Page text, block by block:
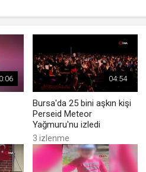
04:54
Bursa'da 25 bini aşkın kişi
Perseid Meteor
Yağmuru'nu izledi
3 izlenme